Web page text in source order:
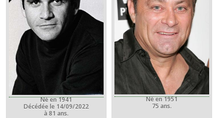
Né en 1941
Décédée le 14/09/2022
à 81 ans.
Né en 1951
75 ans.